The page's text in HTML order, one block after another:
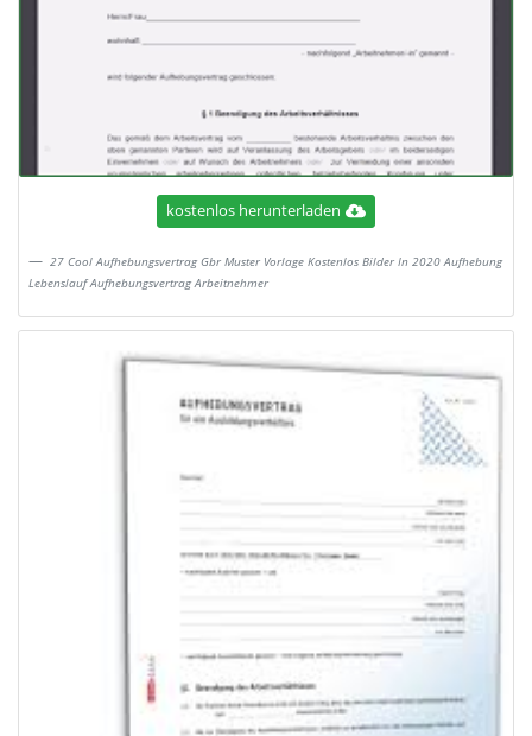
kostenlos herunterladen
27 Cool Aufhebungsvertrag Gbr Muster Vorlage Kostenlos Bilder In 2020 Aufhebung
Lebenslauf Aufhebungsvertrag Arbeitnehmer